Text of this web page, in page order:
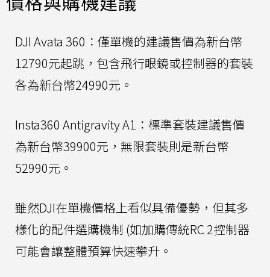
DJI Avata 360：僅單機的建議售價為新台幣
12790元起跳，包含飛行眼鏡或控制器的套裝
各為新台幣24990元。
Insta360 Antigravity A1：標準套裝建議售價
為新台幣39900元，無限套裝則是新台幣
52990元。
雖然DJI在單機價格上看似具備優勢，但其多
樣化的配件選購機制 (如加購傳統RC 2控制器
可能會讓整體預算快速攀升。